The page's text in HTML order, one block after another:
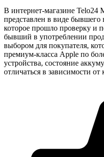
В интернет-магазине Telo24
представлен в виде бывшего
которое прошло проверку и
бывший в употреблении
выбором для покупателя,
премиум-класса Apple по
устройства, состояние
отличаться в зависимости от